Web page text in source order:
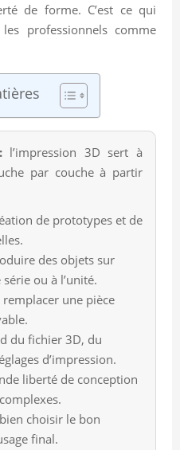
de forme. C’est ce qui
professionnels comme
l’impression 3D sert à
par couche à partir
de prototypes et de
des objets sur
ou à l’unité.
une pièce
du fichier 3D, du
d’impression.
liberté de conception
choisir le bon
final.